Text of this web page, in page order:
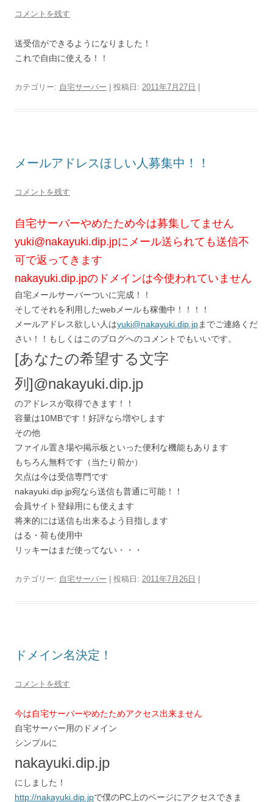
コメントを残す
送受信ができるようになりました！
これで自由に使える！！
カテゴリー: 自宅サーバー | 投稿日: 2011年7月27日
メールアドレスほしい人募集中！！
コメントを残す
自宅サーバーやめたため今は募集してません
yuki@nakayuki.dip.jpにメール送られても送信不
可で返ってきます
nakayuki.dip.jpのドメインは今使われていません
自宅メールサーバーついに完成！！
そしてそれを利用したwebメールも稼働中！！！！
メールアドレス欲しい人はyuki@nakayuki.dip.jpまでご連絡くだ
さい！！もしくはこのブログへのコメントでもいいです。
[あなたの希望する文字
列]@nakayuki.dip.jp
のアドレスが取得できます！！
容量は10MBです！好評なら増やします
その他
ファイル置き場や掲示板といった便利な機能もあります
もちろん無料です（当たり前か）
欠点は今は受信専門です
nakayuki.dip.jp宛なら送信も普通に可能！！
会員サイト登録用にも使えます
将来的には送信も出来るよう目指します
はる・荷も使用中
リッキーはまだ使ってない・・・
カテゴリー: 自宅サーバー | 投稿日: 2011年7月26日
ドメイン名決定！
コメントを残す
今は自宅サーバーやめたためアクセス出来ません
自宅サーバー用のドメイン
シンプルに
nakayuki.dip.jp
にしました！
http://nakayuki.dip.jpで僕のPC上のページにアクセスできま